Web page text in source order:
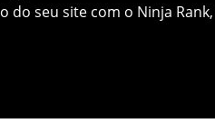
do seu site com o Ninja